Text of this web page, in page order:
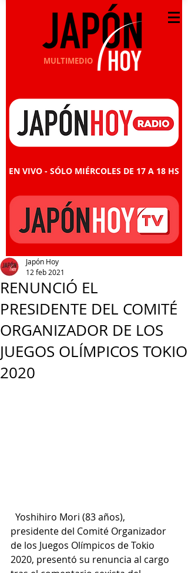
MULTIMEDIO
EN VIVO - SÓLO MIÉRCOLES DE 17 A 18 HS
RENUNCIÓ EL
PRESIDENTE DEL COMITÉ
ORGANIZADOR DE LOS
JUEGOS OLÍMPICOS TOKIO
2020
Japón Hoy
12 feb 2021
Yoshihiro Mori (83 años),
presidente del Comité Organizador
de los Juegos Olímpicos de Tokio
2020, presentó su renuncia al cargo